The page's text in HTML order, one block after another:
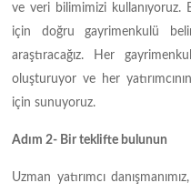
ve veri bilimimizi kullanıyoruz.
için doğru gayrimenkulü
araştıracağız. Her
oluşturuyor ve her
için sunuyoruz.
Adım 2- Bir teklifte bulunun
Uzman yatırımcı